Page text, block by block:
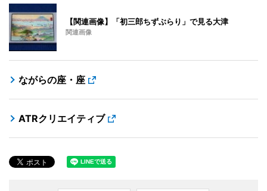
【関連画像】「初三郎ちずぶらり」で見る大津
関連画像
ながらの座・座
ATRクリエイティブ